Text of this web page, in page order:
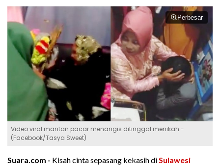
Perbesar
Video viral mantan pacar menangis ditinggal menikah -
(Facebook/Tasya Sweet)
Suara.com - Kisah cinta sepasang kekasih diSulawesi